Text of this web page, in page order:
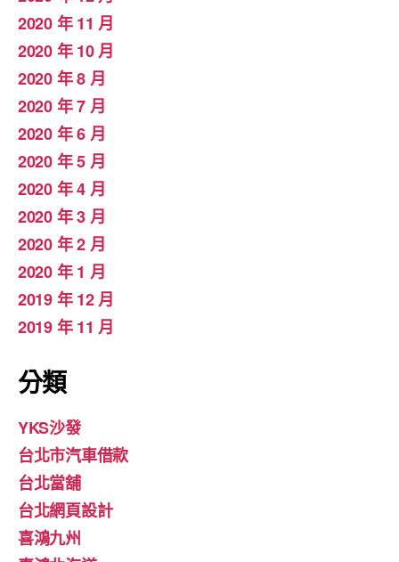
2020 年 11 月
2020 年 10 月
2020 年 8 月
2020 年 7 月
2020 年 6 月
2020 年 5 月
2020 年 4 月
2020 年 3 月
2020 年 2 月
2020 年 1 月
2019 年 12 月
2019 年 11 月
分類
YKS沙發
台北市汽車借款
台北當舖
台北網頁設計
喜鴻九州